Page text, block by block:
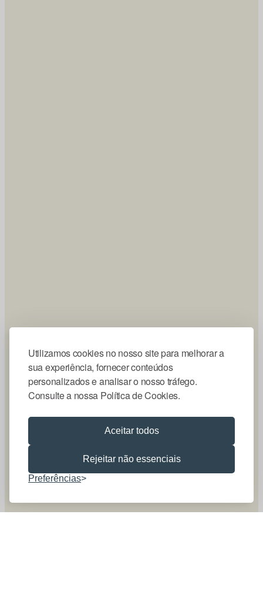
Utilizamos cookies no nosso site para melhorar a
sua experiência, fornecer conteúdos
personalizados e analisar o nosso tráfego.
Consulte a nossa Política de Cookies.
Aceitar todos
Rejeitar não essenciais
Preferências